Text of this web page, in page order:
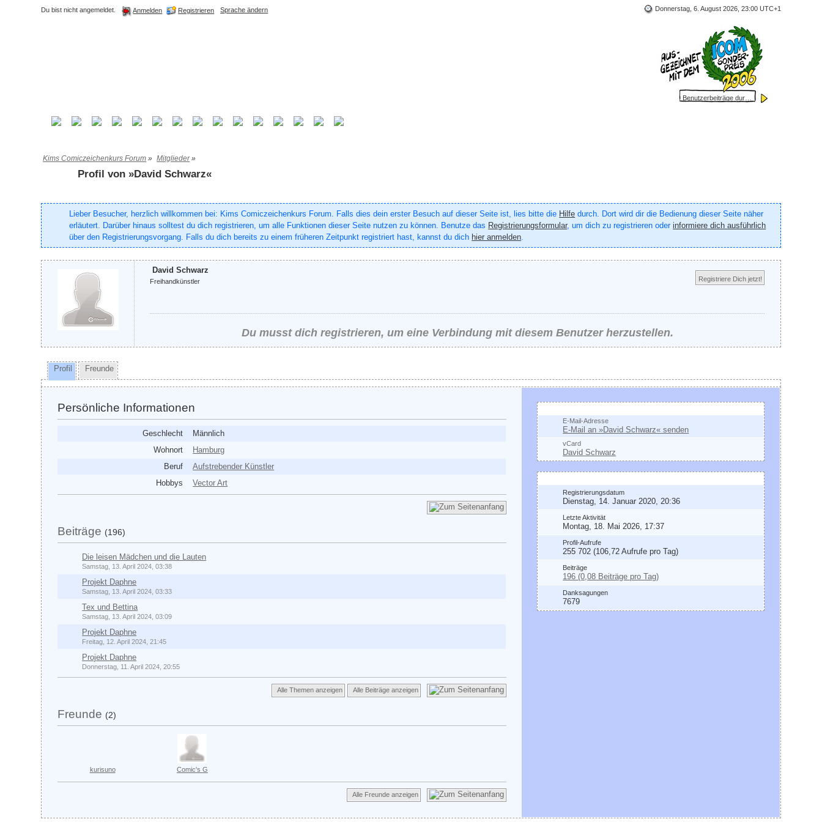
Donnerstag, 6. August 2026, 23:00 UTC+1
Du bist nicht angemeldet. Anmelden Registrieren Sprache ändern
Kims Comiczeichenkurs Forum » Mitglieder»
Profil von »David Schwarz«
Lieber Besucher, herzlich willkommen bei: Kims Comiczeichenkurs Forum. Falls dies dein erster Besuch auf dieser Seite ist, lies bitte die Hilfe durch. Dort wird dir die Bedienung dieser Seite näher
erläutert. Darüber hinaus solltest du dich registrieren, um alle Funktionen dieser Seite nutzen zu können. Benutze das Registrierungsformular, um dich zu registrieren oderinformiere dich ausführlich
über den Registrierungsvorgang. Falls du dich bereits zu einem früheren Zeitpunkt registriert hast, kannst du dich hier anmelden.
David Schwarz
Freihandkünstler Registriere Dich jetzt!
Du musst dich registrieren, um eine Verbindung mit diesem Benutzer herzustellen.
Profil Freunde
Persönliche Informationen
Geschlecht
Männlich
Wohnort
Hamburg
Beruf
Aufstrebender Künstler
Hobbys
Vector Art
Beiträge (196)
Die leisen Mädchen und die Lauten
Samstag, 13. April 2024, 03:38
Projekt Daphne
Samstag, 13. April 2024, 03:33
Tex und Bettina
Samstag, 13. April 2024, 03:09
Projekt Daphne
Freitag, 12. April 2024, 21:45
Projekt Daphne
Donnerstag, 11. April 2024, 20:55
Alle Beiträge anzeigen
Alle Themen anzeigen
Freunde (2)
kurisuno Comic's G
Alle Freunde anzeigen
E-Mail-Adresse
E-Mail an »David Schwarz« senden
vCard
David Schwarz
Registrierungsdatum
Dienstag, 14. Januar 2020, 20:36
Letzte Aktivität
Montag, 18. Mai 2026, 17:37
Profil-Aufrufe
255 702 (106,72 Aufrufe pro Tag)
Beiträge
196 (0,08 Beiträge pro Tag)
Danksagungen
7679